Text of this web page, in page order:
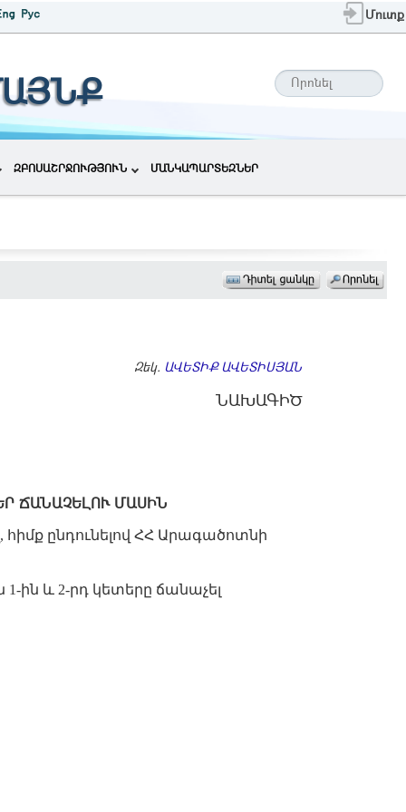
Մուտք
ԶԲՈՍԱՇՐՋՈՒԹՅՈՒՆ ՄԱՆԿԱՊԱՐՏԵԶՆԵՐ
Զեկ. ԱՎԵՏԻՔ ԱՎԵՏԻՍՅԱՆ
ՆԱԽԱԳԻԾ
ՃԱՆԱՉԵԼՈՒ ՄԱՍԻՆ
ընդունելով ՀՀ Արագածոտնի
1-ին և 2-րդ կետերը ճանաչել